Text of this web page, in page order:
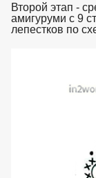
Второй этап -
амигуруми с 9
лепестков по